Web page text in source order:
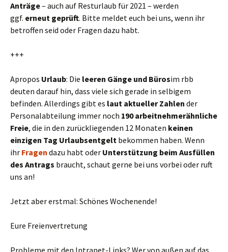
Anträge– auch auf Resturlaub für 2021 – werden
ggf. erneut geprüft. Bitte meldet euch bei uns, wenn ihr
betroffen seid oder Fragen dazu habt.
+++
Apropos Urlaub: Die leeren Gänge und Bürosim rbb
deuten darauf hin, dass viele sich gerade in selbigem
befinden. Allerdings gibt es laut aktueller Zahlen der
Personalabteilung immer noch 190 arbeitnehmerähnliche
Freie, die in den zurückliegenden 12 Monaten keinen
einzigen Tag Urlaubsentgelt bekommen haben. Wenn
ihr Fragen dazu habt oder Unterstützung beim Ausfüllen
des Antrags braucht, schaut gerne bei uns vorbei oder ruft
uns an!
Jetzt aber erstmal: Schönes Wochenende!
Eure Freienvertretung
Probleme mit den Intranet-Links? Wer von außen auf das